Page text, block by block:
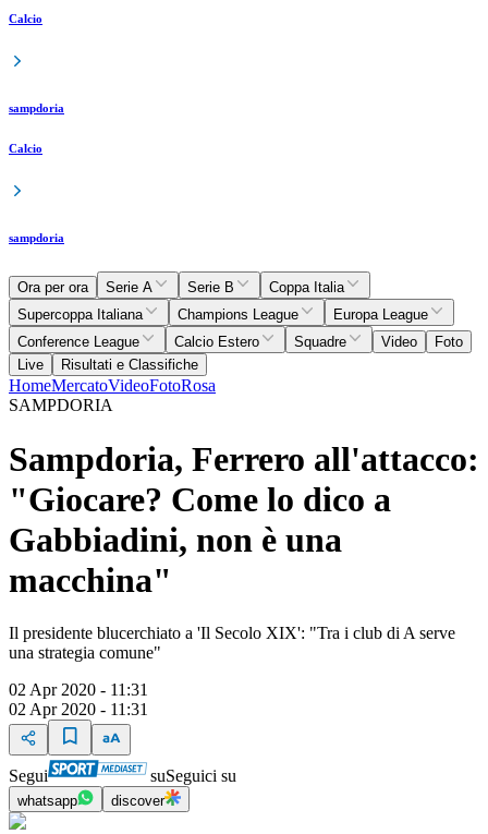
Calcio
sampdoria
Calcio
sampdoria
Ora per ora Serie A Serie B
Coppa Italia
Supercoppa Italiana
Champions League
Europa League
Conference League
Calcio Estero Squadre Video
Foto
Live
Risultati e Classifiche
HomeMercatoVideoFotoRosa
SAMPDORIA
Sampdoria, Ferrero all'attacco:
"Giocare? Come lo dico a
Gabbiadini, non è una
macchina"
Il presidente blucerchiato a 'Il Secolo XIX': "Tra i club di A serve
una strategia comune"
02 Apr 2020 - 11:31
02 Apr 2020 - 11:31
Segui suSeguici su
whatsapp discover